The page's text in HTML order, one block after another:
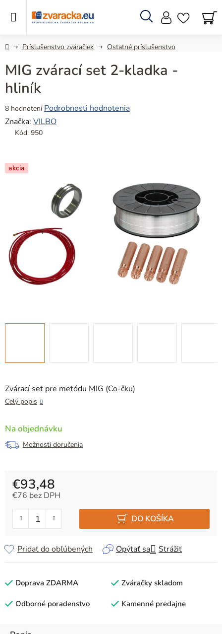
Hľadať
DomovPríslušenstvo zváračiek Ostatné príslušenstvo
Zvárací set pre metódu MIG (Co-čku)
Celý popis
Na objednávku
Možnosti doručenia
€93,48
€76 bez DPH
DO KOŠÍKA
Opýtať sa Strážiť
Pridať do obľúbených
MIG zvárací set 2-kladka -
hliník
Priemerné
hodnotenie
produktu
z
5
8 hodnotení Podrobnosti hodnotenia
Značka: VILBO
Kód: 950
akcia
Doprava ZDARMA Zváračky skladom
Odborné poradenstvo Kamenné predajne